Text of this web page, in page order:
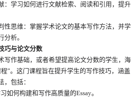
：学习如何进行文献检索、阅读和引用，提升
性思维：掌握学术论文的基本写作方法，并学
分析。
巧与论文分数
写作基础，或者希望提高论文分数的学生，海
”。这门课程旨在提升学生的写作技巧，涵盖
，包括：
如何构建和写作高质量的Essay。